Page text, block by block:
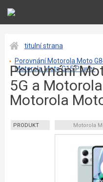
titulní strana
Porovnání Motorola Moto
Motorola Moto G15 Power
Porovnání
5G a
Motorola
PRODUKT Motorola